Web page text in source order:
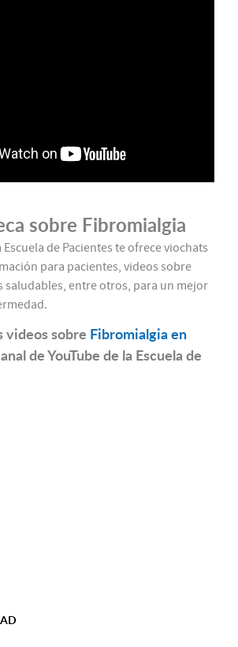
sobre Fibromialgia
Escuela de Pacientes te ofrece viochats
para pacientes, videos sobre
saludables, entre otros, para un mejor
videos sobre Fibromialgia en
de YouTube de la Escuela de